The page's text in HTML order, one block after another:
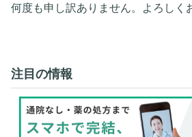
何度も申し訳ありません。よろしく
注目の情報